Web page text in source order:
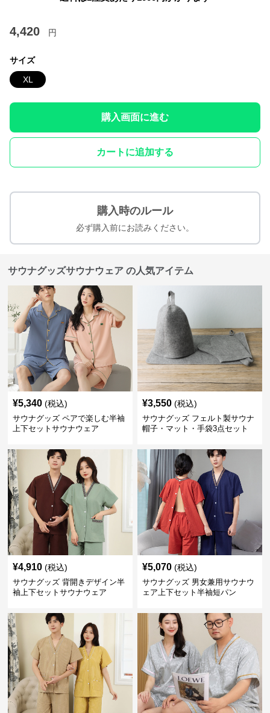
4,420 円
サイズ
XL
購入画面に進む
カートに追加する
購入時のルール
必ず購入前にお読みください。
サウナグッズサウナウェア の人気アイテム
¥5,340 (税込)
サウナグッズ ペアで楽しむ半袖
上下セットサウナウェア
¥3,550 (税込)
サウナグッズ フェルト製サウナ
帽子・マット・手袋3点セット
¥4,910 (税込)
サウナグッズ 背開きデザイン半
袖上下セットサウナウェア
¥5,070 (税込)
サウナグッズ 男女兼用サウナウ
ェア上下セット半袖短パン